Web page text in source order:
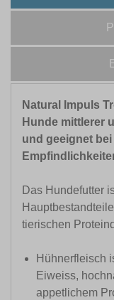
Natural Impuls
Hunde mittlerer
und geeignet
Das Hundefutter
tierischen
Hühnerfleisch
Eiweiss,
appetlichem